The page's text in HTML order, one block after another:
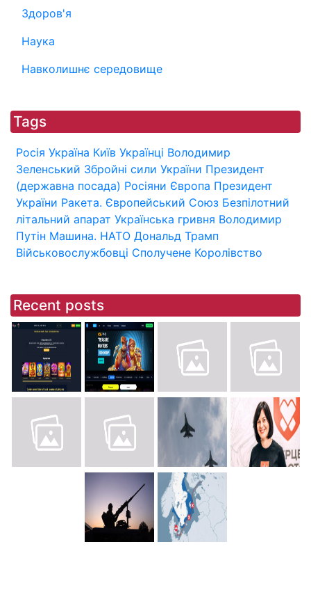
Здоров'я
Наука
Навколишнє середовище
Tags
Росія Україна Київ Українці Володимир
Зеленський Збройні сили України Президент
(державна посада) Росіяни Європа Президент
України Ракета. Європейський Союз Безпілотний
літальний апарат Українська гривня Володимир
Путін Машина. НАТО Дональд Трамп
Військовослужбовці Сполучене Королівство
Recent posts